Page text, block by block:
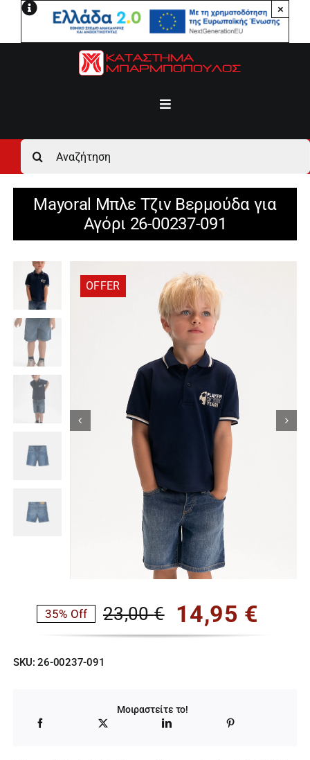
Μετάβαση
×
Toggle
Αρχική
Ανδρικά
Αγόρι
Κορίτσι
Εσώρουχα
Είδη Παρέλασης
Σχετικά με εμάς
Καλάθι
Αναζήτηση
για:
Mayoral Μπλε Τζιν Βερμούδα για
Αγόρι 26-00237-091
OFFER
23,00€
Original
price
23,00 €.
14,95 €
Η
τρέχουσα
είναι:
14,95 €.
35% Off
SKU:26-00237-091
Μοιραστείτε το!